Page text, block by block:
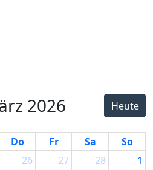
2026 Heute
Do Fr Sa
So
26 27 28 1